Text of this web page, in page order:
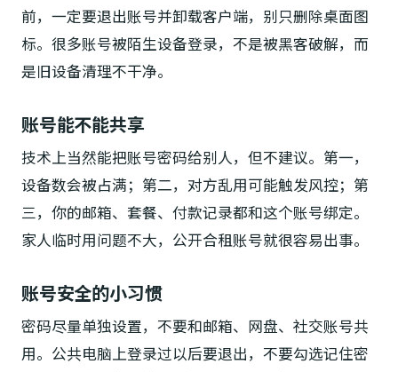
前，一定要退出账号并卸载客户端，别只删除桌面图
标。很多账号被陌生设备登录，不是被黑客破解，而
是旧设备清理不干净。
账号能不能共享
技术上当然能把账号密码给别人，但不建议。第一，
设备数会被占满；第二，对方乱用可能触发风控；第
三，你的邮箱、套餐、付款记录都和这个账号绑定。
家人临时用问题不大，公开合租账号就很容易出事。
账号安全的小习惯
密码尽量单独设置，不要和邮箱、网盘、社交账号共
用。公共电脑上登录过以后要退出，不要勾选记住密